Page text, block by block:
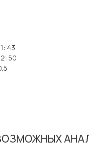
43
50